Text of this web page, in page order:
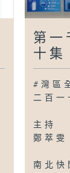
第一
十集
#灣區
二百一
主持
鄭萃雯
南北快